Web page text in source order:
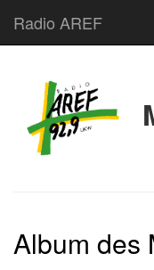
Radio AREF
Album des